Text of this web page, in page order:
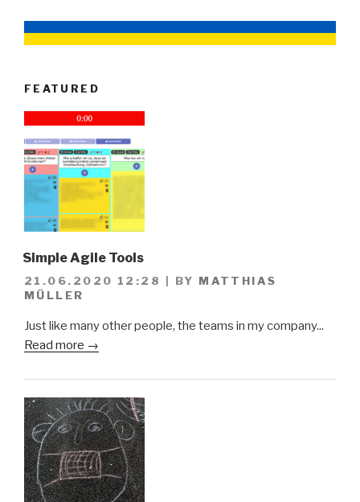
FEATURED
Simple Agile Tools
21.06.2020 12:28 BY MATTHIAS
MÜLLER
Just like many other people, the teams in my company...
Read more →